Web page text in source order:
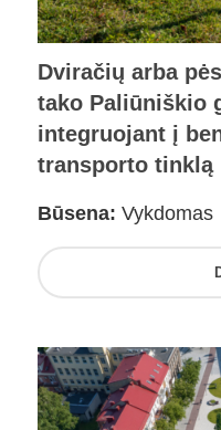
Dviračių arba
tako Paliūniškio
integruojant į
transporto tinklą
Būsena: Vykdomas